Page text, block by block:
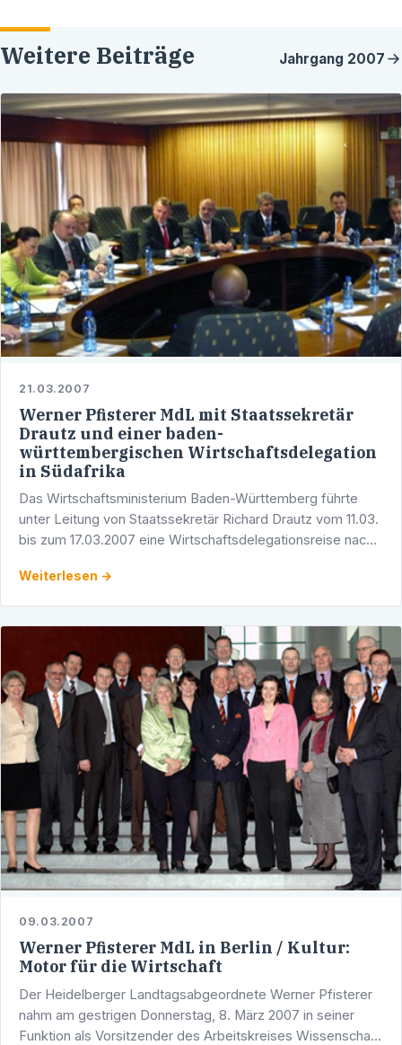
Weitere Beiträge Jahrgang 2007
21.03.2007
Werner Pfisterer MdL mit Staatssekretär
Drautz und einer baden-
württembergischen Wirtschaftsdelegation
in Südafrika
Das Wirtschaftsministerium Baden-Württemberg führte
unter Leitung von Staatssekretär Richard Drautz vom 11.03.
bis zum 17.03.2007 eine Wirtschaftsdelegationsreise nach
Weiterlesen →
09.03.2007
Werner Pfisterer MdL in Berlin / Kultur:
Motor für die Wirtschaft
Der Heidelberger Landtagsabgeordnete Werner Pfisterer
nahm am gestrigen Donnerstag, 8. März 2007 in seiner
Funktion als Vorsitzender des Arbeitskreises Wissenschaft,